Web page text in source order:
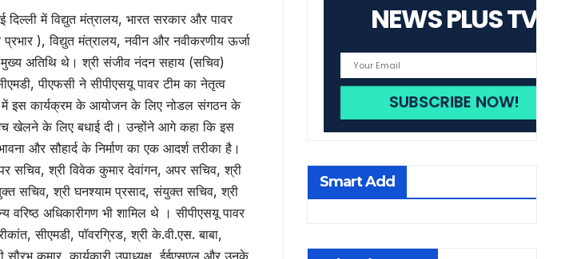
में विद्युत मंत्रालय, भारत सरकार और पावर
), विद्युत मंत्रालय, नवीन और नवीकरणीय ऊर्जा
अतिथि थे। श्री संजीव नंदन सहाय (सचिव)
पीएफसी ने सीपीएसयू पावर टीम का नेतृत्व
में इस कार्यक्रम के आयोजन के लिए नोडल संगठन के
खेलने के लिए बधाई दी। उन्होंने आगे कहा कि इस
और सौहार्द के निर्माण का एक आदर्श तरीका है।
सचिव, श्री विवेक कुमार देवांगन, अपर सचिव, श्री
सचिव, श्री घनश्याम प्रसाद, संयुक्त सचिव, श्री
अधिकारीगण भी शामिल थे । सीपीएसयू पावर
सीएमडी, पॉवरग्रिड, श्री के.वी.एस. बाबा,
NEWS PLUS TV
Smart Add